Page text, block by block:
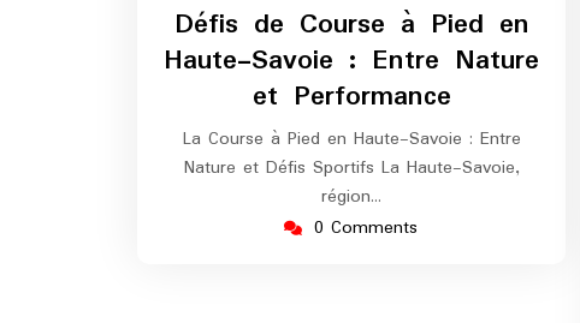
2026
Défis de Course à Pied en
Haute-Savoie : Entre Nature
et Performance
La Course à Pied en Haute-Savoie : Entre
Nature et Défis Sportifs La Haute-Savoie,
région…
0 Comments